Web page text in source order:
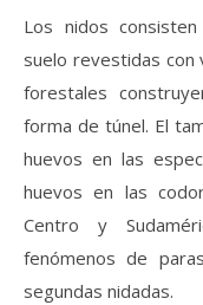
Los nidos
suelo revestidas con
forestales
forma de túnel. El
huevos en las
huevos en las
Centro y
fenómenos de
segundas nidadas.